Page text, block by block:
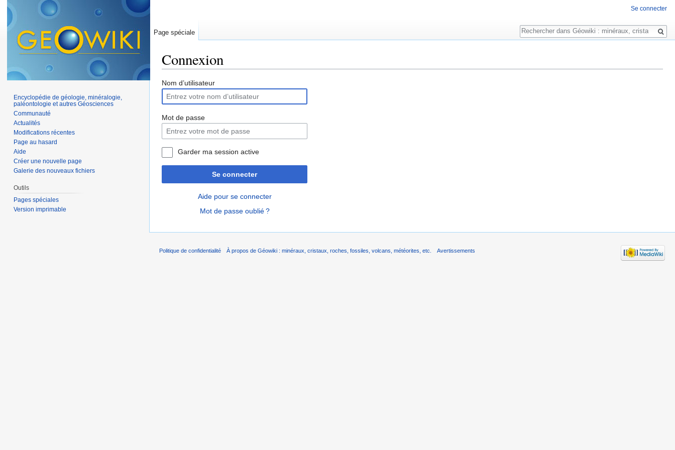
Connexion
Nom d’utilisateur
Mot de passe
Garder ma session active
Se connecter
Aide pour se connecter
Mot de passe oublié ?
Se connecter
Page spéciale
Rechercher
Encyclopédie de géologie, minéralogie,
paléontologie et autres Géosciences
Communauté
Actualités
Modifications récentes
Page au hasard
Aide
Créer une nouvelle page
Galerie des nouveaux fichiers
Outils
Pages spéciales
Version imprimable
Politique de confidentialité À propos de Géowiki : minéraux, cristaux, roches, fossiles, volcans, météorites, etc. Avertissements